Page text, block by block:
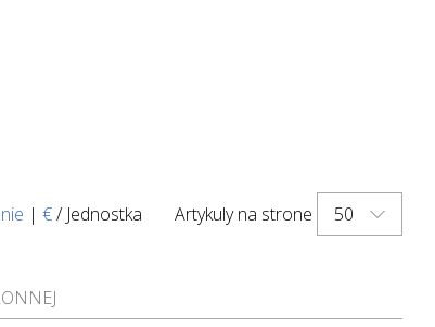
Artykuly na strone 50
| €/ Jednostka